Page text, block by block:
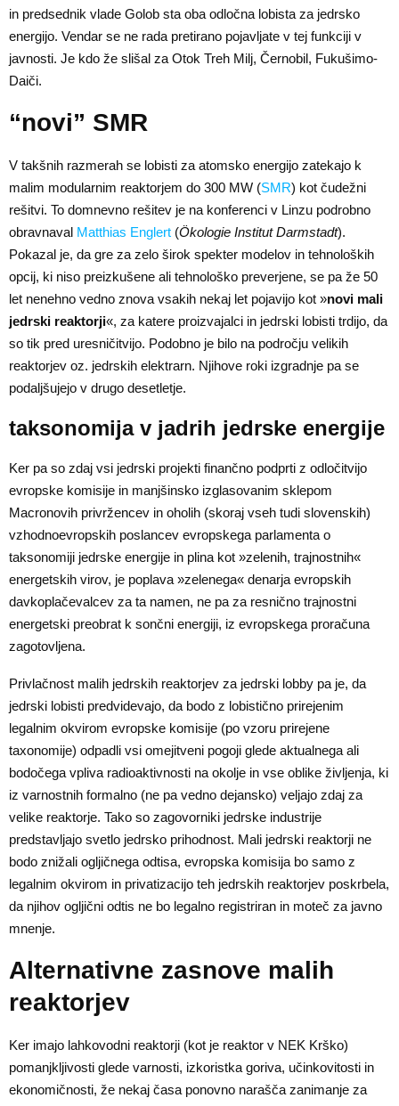
in predsednik vlade Golob sta oba odločna lobista za jedrsko
energijo. Vendar se ne rada pretirano pojavljate v tej funkciji v
javnosti. Je kdo že slišal za Otok Treh Milj, Černobil, Fukušimo-
Daiči.
“novi” SMR
V takšnih razmerah se lobisti za atomsko energijo zatekajo k
malim modularnim reaktorjem do 300 MW (SMR) kot čudežni
rešitvi. To domnevno rešitev je na konferenci v Linzu podrobno
obravnaval Matthias Englert (Ökologie Institut Darmstadt).
Pokazal je, da gre za zelo širok spekter modelov in tehnoloških
opcij, ki niso preizkušene ali tehnološko preverjene, se pa že 50
let nenehno vedno znova vsakih nekaj let pojavijo kot »novi mali
jedrski reaktorji«, za katere proizvajalci in jedrski lobisti trdijo, da
so tik pred uresničitvijo. Podobno je bilo na področju velikih
reaktorjev oz. jedrskih elektrarn. Njihove roki izgradnje pa se
podaljšujejo v drugo desetletje.
taksonomija v jadrih jedrske energije
Ker pa so zdaj vsi jedrski projekti finančno podprti z odločitvijo
evropske komisije in manjšinsko izglasovanim sklepom
Macronovih privržencev in oholih (skoraj vseh tudi slovenskih)
vzhodnoevropskih poslancev evropskega parlamenta o
taksonomiji jedrske energije in plina kot »zelenih, trajnostnih«
energetskih virov, je poplava »zelenega« denarja evropskih
davkoplačevalcev za ta namen, ne pa za resnično trajnostni
energetski preobrat k sončni energiji, iz evropskega proračuna
zagotovljena.
Privlačnost malih jedrskih reaktorjev za jedrski lobby pa je, da
jedrski lobisti predvidevajo, da bodo z lobistično prirejenim
legalnim okvirom evropske komisije (po vzoru prirejene
taxonomije) odpadli vsi omejitveni pogoji glede aktualnega ali
bodočega vpliva radioaktivnosti na okolje in vse oblike življenja, ki
iz varnostnih formalno (ne pa vedno dejansko) veljajo zdaj za
velike reaktorje. Tako so zagovorniki jedrske industrije
predstavljajo svetlo jedrsko prihodnost. Mali jedrski reaktorji ne
bodo znižali ogljičnega odtisa, evropska komisija bo samo z
legalnim okvirom in privatizacijo teh jedrskih reaktorjev poskrbela,
da njihov ogljični odtis ne bo legalno registriran in moteč za javno
mnenje.
Alternativne zasnove malih
reaktorjev
Ker imajo lahkovodni reaktorji (kot je reaktor v NEK Krško)
pomanjkljivosti glede varnosti, izkoristka goriva, učinkovitosti in
ekonomičnosti, že nekaj časa ponovno narašča zanimanje za